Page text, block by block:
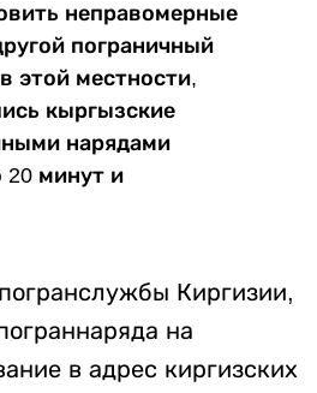
неправомерные
пограничный
этой местности,
кыргызские
нарядами
20 минут и
Киргизии,
на
в адрес киргизских